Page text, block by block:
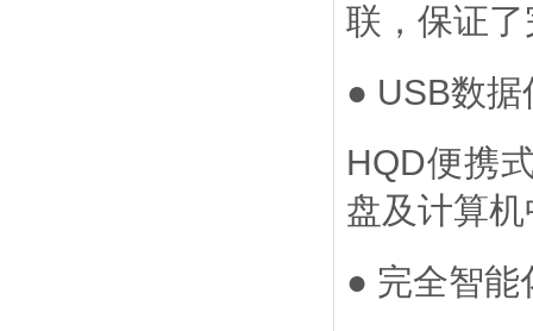
联，保证
● USB数据
HQD便携
盘及计算
● 完全智能